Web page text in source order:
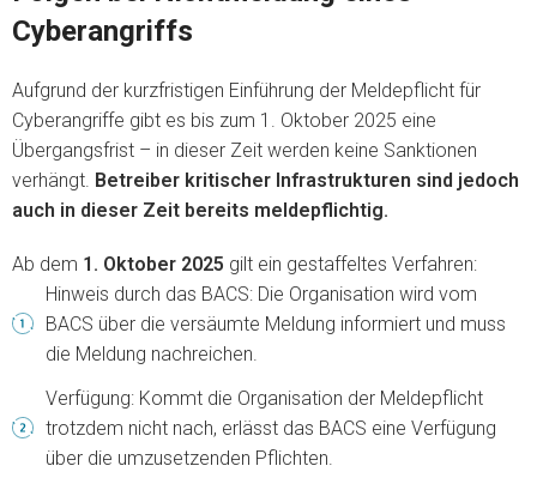
Cyberangriffs
Aufgrund der kurzfristigen Einführung der Meldepflicht für
Cyberangriffe gibt es bis zum 1. Oktober 2025 eine
Übergangsfrist – in dieser Zeit werden keine Sanktionen
verhängt. Betreiber kritischer Infrastrukturen sind jedoch
auch in dieser Zeit bereits meldepflichtig.
Ab dem 1. Oktober 2025 gilt ein gestaffeltes Verfahren:
Hinweis durch das BACS: Die Organisation wird vom
BACS über die versäumte Meldung informiert und muss
die Meldung nachreichen.
Verfügung: Kommt die Organisation der Meldepflicht
trotzdem nicht nach, erlässt das BACS eine Verfügung
über die umzusetzenden Pflichten.